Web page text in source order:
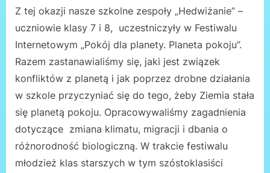
Z tej okazji nasze szkolne zespoły „Hedwiżanie” –
uczniowie klasy 7 i 8, uczestniczyły w Festiwalu
Internetowym „Pokój dla planety. Planeta pokoju”.
Razem zastanawialiśmy się, jaki jest związek
konfliktów z planetą i jak poprzez drobne działania
w szkole przyczyniać się do tego, żeby Ziemia stała
się planetą pokoju. Opracowywaliśmy zagadnienia
dotyczące zmiana klimatu, migracji i dbania o
różnorodność biologiczną. W trakcie festiwalu
młodzież klas starszych w tym szóstoklasiści